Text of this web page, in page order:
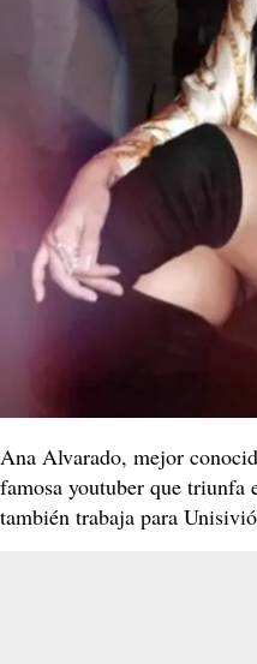
Ana Alvarado, mejor
famosa youtuber que triunfa
también trabaja para